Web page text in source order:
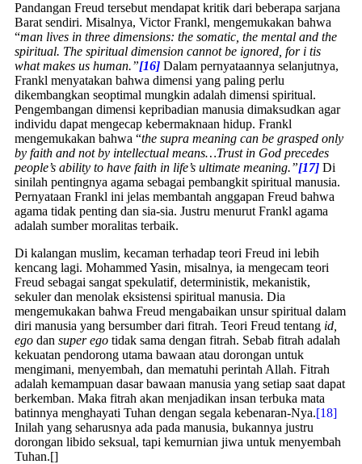
Pandangan Freud tersebut mendapat kritik dari beberapa sarjana
Barat sendiri. Misalnya, Victor Frankl, mengemukakan bahwa
“man lives in three dimensions: the somatic, the mental and the
spiritual. The spiritual dimension cannot be ignored, for i tis
what makes us human.”[16] Dalam pernyataannya selanjutnya,
Frankl menyatakan bahwa dimensi yang paling perlu
dikembangkan seoptimal mungkin adalah dimensi spiritual.
Pengembangan dimensi kepribadian manusia dimaksudkan agar
individu dapat mengecap kebermaknaan hidup. Frankl
mengemukakan bahwa “the supra meaning can be grasped only
by faith and not by intellectual means…Trust in God precedes
people’s ability to have faith in life’s ultimate meaning.”[17] Di
sinilah pentingnya agama sebagai pembangkit spiritual manusia.
Pernyataan Frankl ini jelas membantah anggapan Freud bahwa
agama tidak penting dan sia-sia. Justru menurut Frankl agama
adalah sumber moralitas terbaik.
Di kalangan muslim, kecaman terhadap teori Freud ini lebih
kencang lagi. Mohammed Yasin, misalnya, ia mengecam teori
Freud sebagai sangat spekulatif, deterministik, mekanistik,
sekuler dan menolak eksistensi spiritual manusia. Dia
mengemukakan bahwa Freud mengabaikan unsur spiritual dalam
diri manusia yang bersumber dari fitrah. Teori Freud tentang id,
ego dan super ego tidak sama dengan fitrah. Sebab fitrah adalah
kekuatan pendorong utama bawaan atau dorongan untuk
mengimani, menyembah, dan mematuhi perintah Allah. Fitrah
adalah kemampuan dasar bawaan manusia yang setiap saat dapat
berkemban. Maka fitrah akan menjadikan insan terbuka mata
batinnya menghayati Tuhan dengan segala kebenaran-Nya.[18]
Inilah yang seharusnya ada pada manusia, bukannya justru
dorongan libido seksual, tapi kemurnian jiwa untuk menyembah
Tuhan.[]